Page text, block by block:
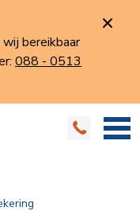
bereikbaar
088 - 0513